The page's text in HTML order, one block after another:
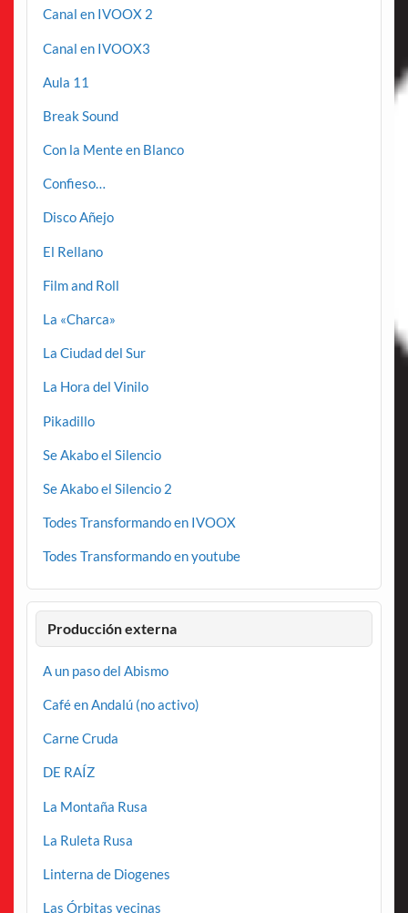
Canal en IVOOX 2
Canal en IVOOX3
Aula 11
Break Sound
Con la Mente en Blanco
Confieso…
Disco Añejo
El Rellano
Film and Roll
La «Charca»
La Ciudad del Sur
La Hora del Vinilo
Pikadillo
Se Akabo el Silencio
Se Akabo el Silencio 2
Todes Transformando en IVOOX
Todes Transformando en youtube
Producción externa
A un paso del Abismo
Café en Andalú (no activo)
Carne Cruda
DE RAÍZ
La Montaña Rusa
La Ruleta Rusa
Linterna de Diogenes
Las Órbitas vecinas